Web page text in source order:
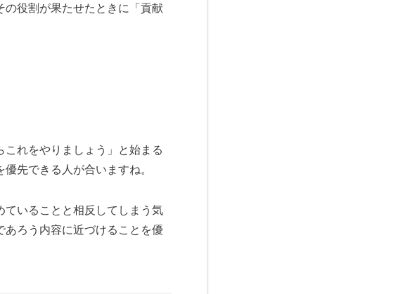
役割が果たせたときに「貢献
れをやりましょう」と始まる
先できる人が合いますね。
いることと相反してしまう気
ろう内容に近づけることを優